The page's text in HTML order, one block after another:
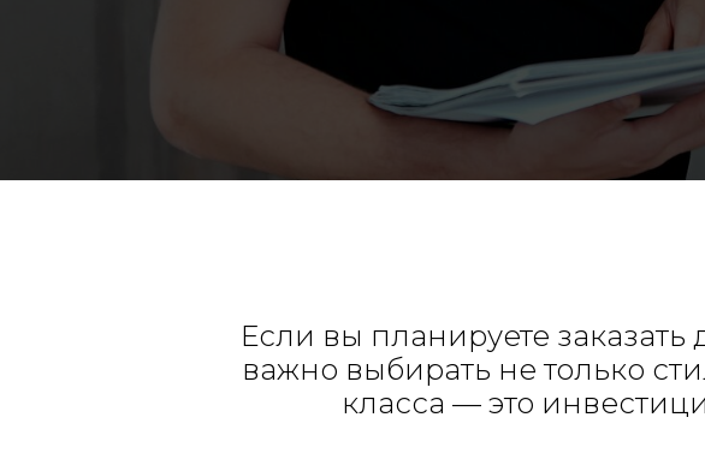
Если вы планируете
важно выбирать не только
класса — это